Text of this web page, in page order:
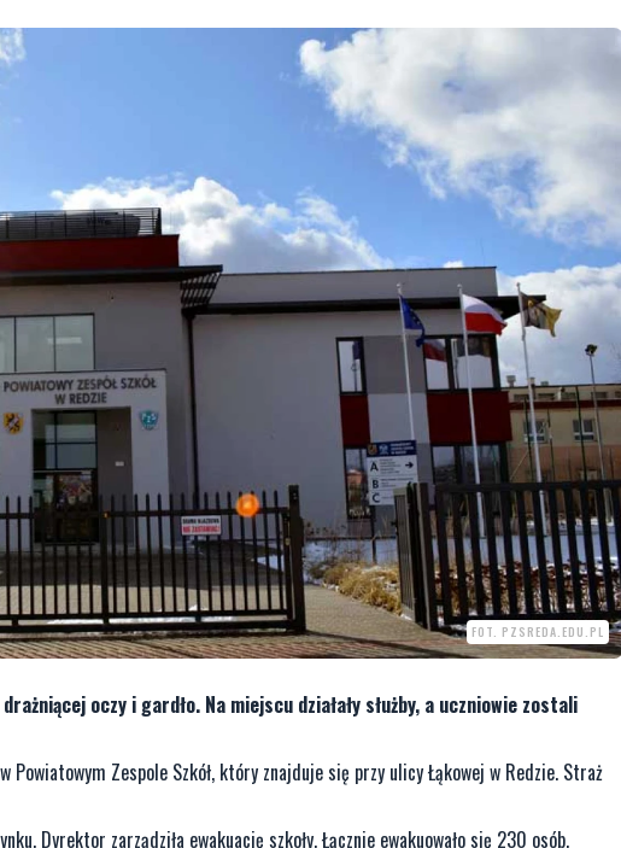
FOT. PZSREDA.EDU.PL
oczy i gardło. Na miejscu działały służby, a uczniowie zostali
Zespole Szkół, który znajduje się przy ulicy Łąkowej w Redzie. Straż
Dyrektor zarządziła ewakuację szkoły. Łącznie ewakuowało się 230 osób.